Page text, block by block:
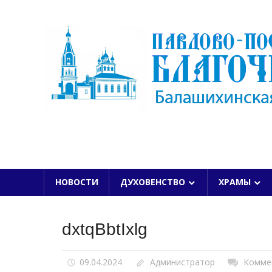
НОВОСТИ ДУХОВЕНСТВО ХРАМЫ
dxtqBbtIxlg
09.04.2024 Администратор